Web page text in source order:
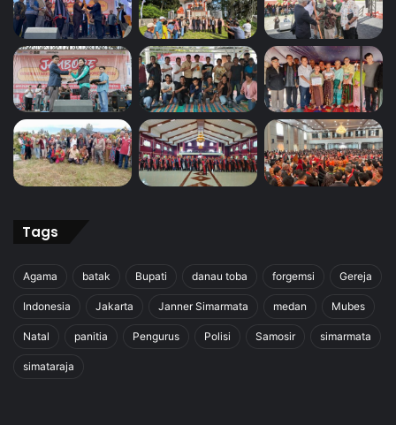
Tags
Agama batak Bupati danau toba forgemsi Gereja
Indonesia Jakarta Janner Simarmata medan Mubes
Natal panitia Pengurus Polisi Samosir simarmata
simataraja